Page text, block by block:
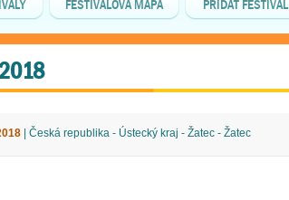
FESTIVALOVÁ MAPA PŘIDAT FESTIVAL
| Česká republika - Ústecký kraj - Žatec - Žatec